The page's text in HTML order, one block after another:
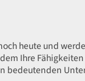
heute und
Ihre
bedeutenden